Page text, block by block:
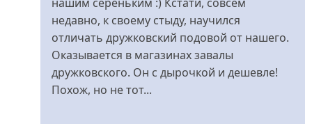
я-
я!!!
від
Hyrma
нашим сереньким :) Кстати, совсем
недавно, к своему стыду, научился
отличать дружковский подовой от нашего.
Оказывается в магазинах завалы
дружковского. Он с дырочкой и дешевле!
Похож, но не тот...